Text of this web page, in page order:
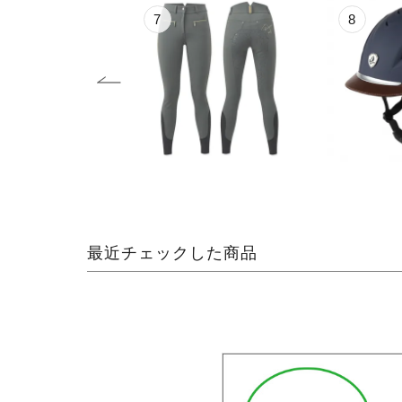
8 9
最近チェックした商品